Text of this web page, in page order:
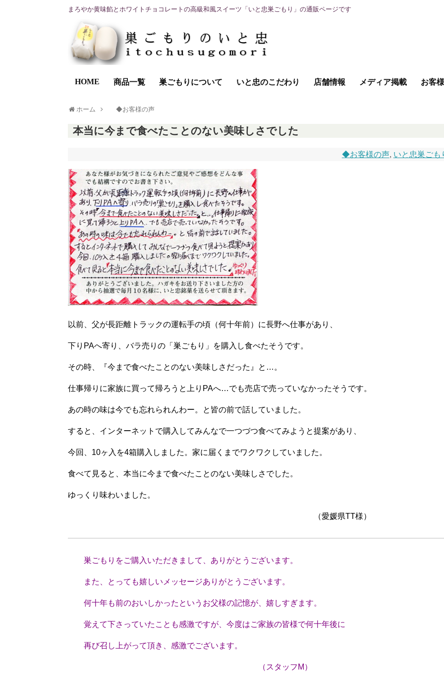
まろやか黄味餡とホワイトチョコレートの高級和風スイーツ「いと忠巣ごもり」の通販ページです
HOME 商品一覧 巣ごもりについて いと忠のこだわり 店舗情報 メディア掲載 お客
ホーム ◆お客様の声
本当に今まで食べたことのない美味しさでした
◆お客様の声, いと忠巣ごも
以前、父が長距離トラックの運転手の頃（何十年前）に長野へ仕事があり、
下りPAへ寄り、バラ売りの「巣ごもり」を購入し食べたそうです。
その時、『今まで食べたことのない美味しさだった』と…。
仕事帰りに家族に買って帰ろうと上りPAへ…でも売店で売っていなかったそうです。
あの時の味は今でも忘れられんわー。と皆の前で話していました。
すると、インターネットで購入してみんなで一つづつ食べてみようと提案があり、
今回、10ヶ入を4箱購入しました。家に届くまでワクワクしていました。
食べて見ると、本当に今まで食べたことのない美味しさでした。
ゆっくり味わいました。
（愛媛県TT様）
巣ごもりをご購入いただきまして、ありがとうございます。
また、とっても嬉しいメッセージありがとうございます。
何十年も前のおいしかったというお父様の記憶が、嬉しすぎます。
覚えて下さっていたことも感激ですが、今度はご家族の皆様で何十年後に
再び召し上がって頂き、感激でございます。
（スタッフM）